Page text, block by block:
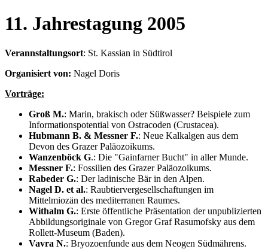
11. Jahrestagung 2005
Verannstaltungsort: St. Kassian in Südtirol
Organisiert von: Nagel Doris
Vorträge:
Groß M.: Marin, brakisch oder Süßwasser? Beispiele zum
Informationspotential von Ostracoden (Crustacea).
Hubmann B. & Messner F.: Neue Kalkalgen aus dem
Devon des Grazer Paläozoikums.
Wanzenböck G.: Die "Gainfarner Bucht" in aller Munde.
Messner F.: Fossilien des Grazer Paläozoikums.
Rabeder G.: Der ladinische Bär in den Alpen.
Nagel D. et al.: Raubtiervergesellschaftungen im
Mittelmiozän des mediterranen Raumes.
Withalm G.: Erste öffentliche Präsentation der unpublizierten
Abbildungsoriginale von Gregor Graf Rasumofsky aus dem
Rollett-Museum (Baden).
Vavra N.: Bryozoenfunde aus dem Neogen Südmährens.